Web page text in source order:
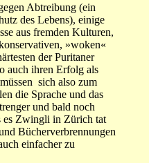
Abtreibung (ein
des Lebens), einige
aus fremden Kulturen,
»woken«
der Puritaner
auch ihren Erfolg als
sich also zum
die Sprache und das
und bald noch
es Zwingli in Zürich tat
Bücherverbrennungen
einfacher zu